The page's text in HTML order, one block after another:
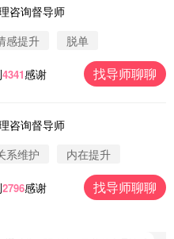
咨询督导师
感提升 脱单
4341感谢 找导师聊聊
咨询督导师
系维护 内在提升
2796感谢 找导师聊聊
过此页面咨询，已获得专属情感方
过此页面咨询，已获得专属情感方